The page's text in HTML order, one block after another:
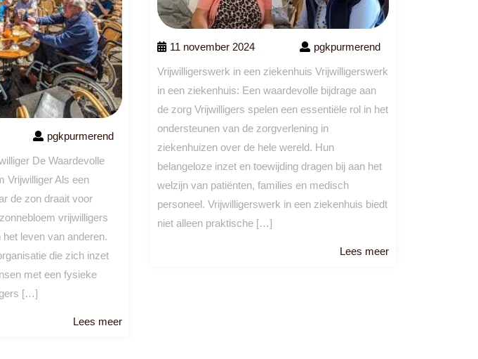
pgkpurmerend
De Waardevolle
Vrijwilliger Als een
de zon draait voor
vrijwilligers
leven van anderen.
die zich inzet
met een fysieke
[…]
Lees meerLees
11 november 2024 pgkpurmerend
Vrijwilligerswerk in een ziekenhuis Vrijwilligerswerk
in een ziekenhuis: Een waardevolle bijdrage aan
de zorg Vrijwilligers spelen een essentiële rol in het
ondersteunen van de zorgverlening in
ziekenhuizen over de hele wereld. Hun
belangeloze inzet en toewijding dragen bij aan het
welzijn van patiënten, families en medisch
personeel. Vrijwilligerswerk in een ziekenhuis biedt
niet alleen praktische […]
Lees meerLees